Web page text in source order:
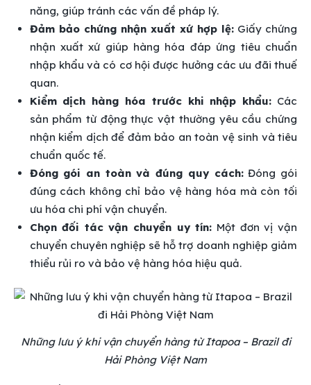
năng, giúp tránh các vấn đề pháp lý.
Đảm bảo chứng nhận xuất xứ hợp lệ:Giấy chứng
nhận xuất xứ giúp hàng hóa đáp ứng tiêu chuẩn
nhập khẩu và có cơ hội được hưởng các ưu đãi thuế
quan.
Kiểm dịch hàng hóa trước khi nhập khẩu: Các
sản phẩm từ động thực vật thường yêu cầu chứng
nhận kiểm dịch để đảm bảo an toàn vệ sinh và tiêu
chuẩn quốc tế.
Đóng gói an toàn và đúng quy cách:Đóng gói
đúng cách không chỉ bảo vệ hàng hóa mà còn tối
ưu hóa chi phí vận chuyển.
Chọn đối tác vận chuyển uy tín: Một đơn vị vận
chuyển chuyên nghiệp sẽ hỗ trợ doanh nghiệp giảm
thiểu rủi ro và bảo vệ hàng hóa hiệu quả.
Những lưu ý khi vận chuyển hàng từ Itapoa – Brazil đi
Hải Phòng Việt Nam